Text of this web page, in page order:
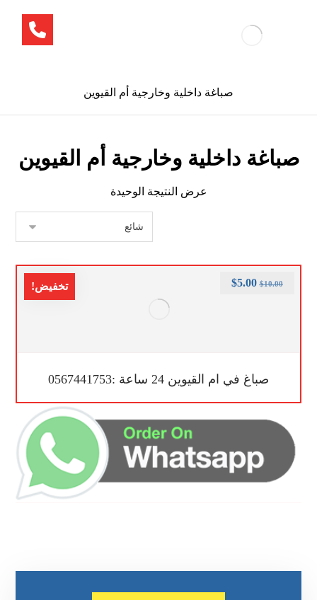
صباغة داخلية وخارجية أم القيوين
صباغة داخلية وخارجية أم القيوين
عرض النتيجة الوحيدة
تخفيض!
صباغ في ام القيوين 24 ساعة :0567441753
$10.00
$5.00